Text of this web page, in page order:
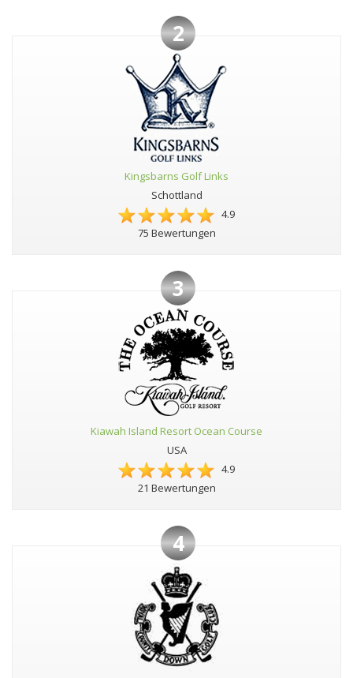
2
Kingsbarns Golf Links
Schottland
4.9
75 Bewertungen
3
Kiawah Island Resort Ocean Course
USA
4.9
21 Bewertungen
4